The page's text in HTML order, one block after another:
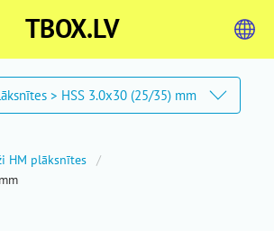
TBOX.LV
> HSS 3.0x30 (25/35) mm
HM plāksnītes